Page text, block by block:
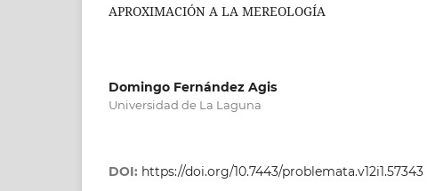
APROXIMACIÓN A LA MEREOLOGÍA
Domingo Fernández Agis
Universidad de La Laguna
DOI: https://doi.org/10.7443/problemata.v12i1.57343